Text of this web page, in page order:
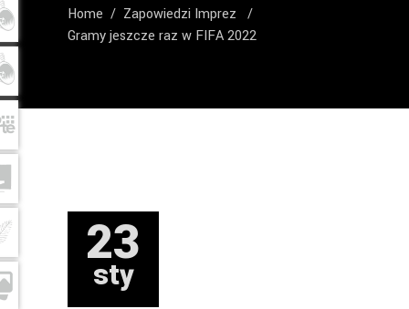
Home / Zapowiedzi Imprez
/
Gramy jeszcze raz w FIFA 2022
23
sty